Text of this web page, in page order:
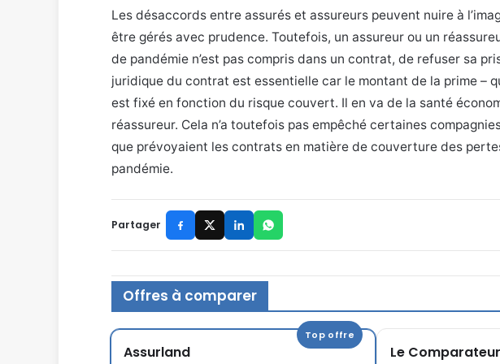
Les désaccords entre assurés et assureurs peuvent nuire à
être gérés avec prudence. Toutefois, un assureur ou un
de pandémie n’est pas compris dans un contrat, de refuser sa
juridique du contrat est essentielle car le montant de la prime –
est fixé en fonction du risque couvert. Il en va de la santé
réassureur. Cela n’a toutefois pas empêché certaines
que prévoyaient les contrats en matière de couverture des
pandémie.
Partager
Offres à comparer
Top offre
Assurland Le